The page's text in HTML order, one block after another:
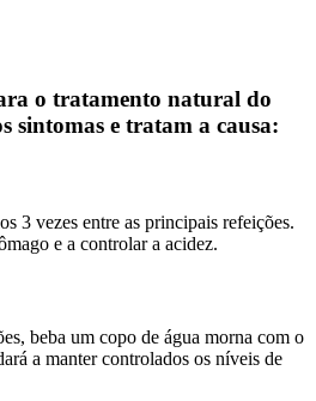
o tratamento natural do
sintomas e tratam a causa:
3 vezes entre as principais refeições.
e a controlar a acidez.
beba um copo de água morna com o
a manter controlados os níveis de